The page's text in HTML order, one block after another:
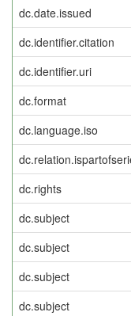
dc.date.issued
dc.identifier.citation
dc.identifier.uri
dc.format
dc.language.iso
dc.rights
dc.subject
dc.subject
dc.subject
dc.subject